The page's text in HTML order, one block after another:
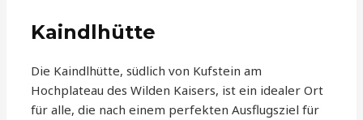
Kaindlhütte
Die Kaindlhütte, südlich von Kufstein am
Hochplateau des Wilden Kaisers, ist ein idealer Ort
für alle, die nach einem perfekten Ausflugsziel für